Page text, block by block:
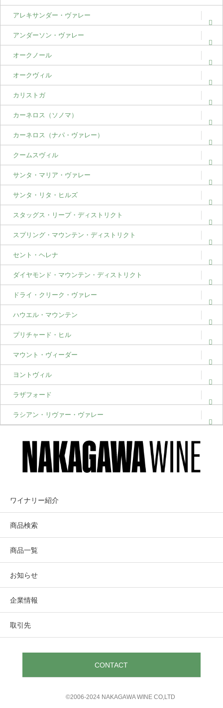
アレキサンダー・ヴァレー
アンダーソン・ヴァレー
オークノール
オークヴィル
カリストガ
カーネロス（ソノマ）
カーネロス（ナパ・ヴァレー）
クームスヴィル
サンタ・マリア・ヴァレー
サンタ・リタ・ヒルズ
スタッグス・リープ・ディストリクト
スプリング・マウンテン・ディストリクト
セント・ヘレナ
ダイヤモンド・マウンテン・ディストリクト
ドライ・クリーク・ヴァレー
ハウエル・マウンテン
プリチャード・ヒル
マウント・ヴィーダー
ヨントヴィル
ラザフォード
ラシアン・リヴァー・ヴァレー
ワイナリー紹介
商品検索
商品一覧
お知らせ
企業情報
取引先
CONTACT
©︎2006-2024 NAKAGAWA WINE CO,LTD